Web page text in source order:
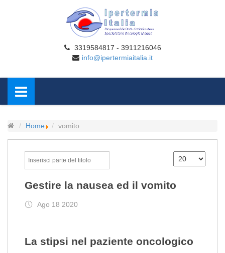
3319584817 - 3911216046
info@ipertermiaitalia.it
Home vomito
Gestire la nausea ed il vomito
Ago 18 2020
La stipsi nel paziente oncologico